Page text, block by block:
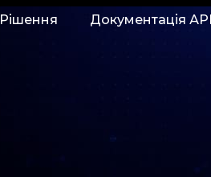
Рішення Документація АРІ